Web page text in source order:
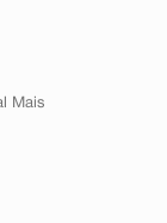
Mais